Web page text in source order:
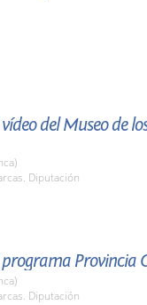
del Museo de
Diputación
programa Provincia
Diputación